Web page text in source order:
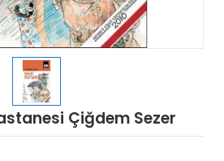
Çiğdem Sezer